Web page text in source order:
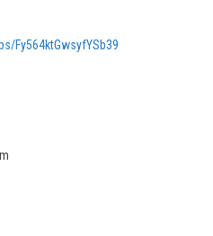
Fy564ktGwsyfYSb39